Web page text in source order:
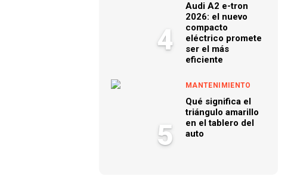
4
Audi A2 e-tron
2026: el nuevo
compacto
eléctrico promete
ser el más
eficiente
5
MANTENIMIENTO
Qué significa el
triángulo amarillo
en el tablero del
auto